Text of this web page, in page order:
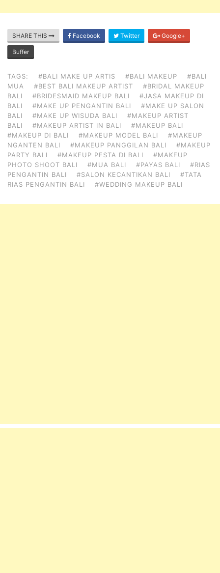
SHARE THIS Facebook Twitter Google+
Buffer
TAGS: #BALI MAKE UP ARTIS #BALI MAKEUP
#BALI
MUA
#BEST BALI MAKEUP ARTIST
#BRIDAL MAKEUP
BALI
#BRIDESMAID MAKEUP BALI
#JASA MAKEUP DI
BALI
#MAKE UP PENGANTIN BALI
#MAKE UP SALON
BALI
#MAKE UP WISUDA BALI
#MAKEUP ARTIST
BALI
#MAKEUP ARTIST IN BALI
#MAKEUP BALI
#MAKEUP DI BALI
#MAKEUP MODEL BALI
#MAKEUP
NGANTEN BALI
#MAKEUP PANGGILAN BALI
#MAKEUP
PARTY BALI
#MAKEUP PESTA DI BALI
#MAKEUP
PHOTO SHOOT BALI
#MUA BALI #PAYAS BALI
#RIAS
PENGANTIN BALI
#SALON KECANTIKAN BALI
#TATA
RIAS PENGANTIN BALI
#WEDDING MAKEUP BALI